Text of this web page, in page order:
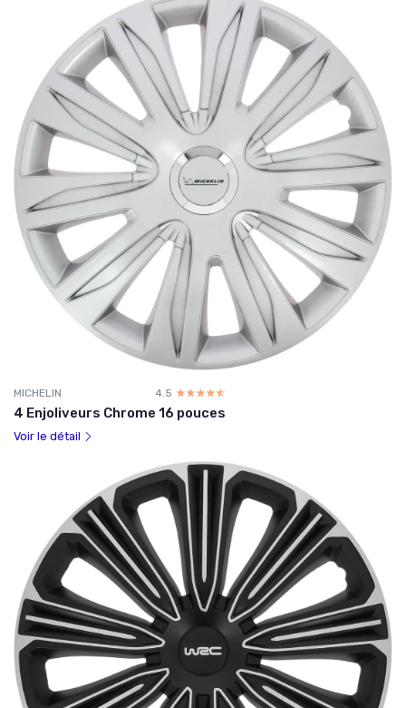
MICHELIN 4.5 ☆☆☆☆☆
★★★★★
4 Enjoliveurs Chrome 16 pouces
Voir le détail